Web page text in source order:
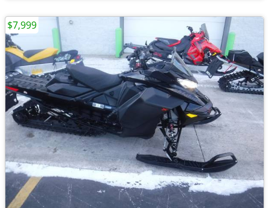
$7,999